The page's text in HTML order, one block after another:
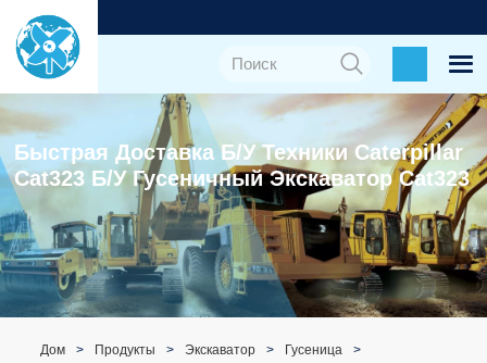
Быстрая Доставка Б/у Техники Caterpillar
Cat323 Б/у Гусеничный Экскаватор Cat323
Дом Продукты Экскаватор
Гусеница